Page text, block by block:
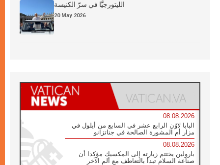
الليتورجيَّا في سرّ الكنيسة
20 May 2026
08.08.2026
البابا لاوُن الرابع عشر في السابع من أيلول في
مزار أم المشورة الصالحة في جناتزانو
08.08.2026
بارولين يختتم زيارته إلى المكسيك مؤكدا أن
صناعة السلام تبدأ بالتعاطف مع ألم الآخر